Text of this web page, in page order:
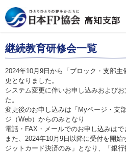
継続教育研修会一覧
2024年10月9日から「ブロック・支部
更となりました。
システム変更に伴いお申し込みおよび
た。
変更後のお申し込みは「Myページ・支
ジ（Web）からのみとなり
電話・FAX・メールでのお申し込みはで
また、2024年10月9日以降に受付を開
ジットカード決済のみ」となり、「銀